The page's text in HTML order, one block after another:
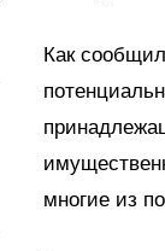
Как
многие из